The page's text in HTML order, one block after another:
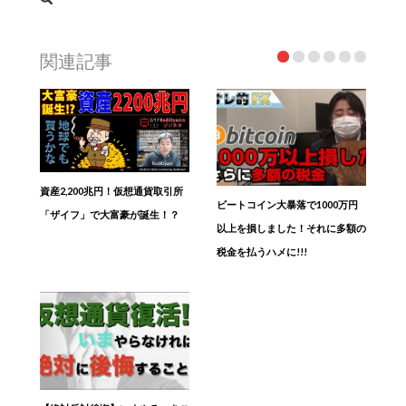
関連記事
資産2,200兆円！仮想通貨取引所
「ザイフ」で大富豪が誕生！？
ビートコイン大暴落で1000万円
以上を損しました！それに多額の
税金を払うハメに!!!